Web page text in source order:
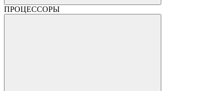
ПРОЦЕССОРЫ